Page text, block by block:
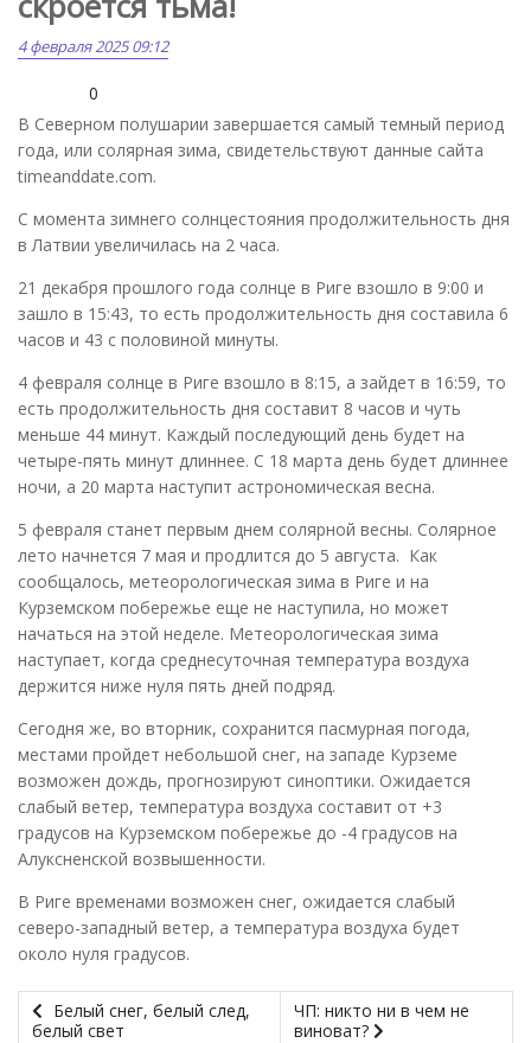
4 февраля 2025 09:12
0
В Северном полушарии завершается самый темный период
года, или солярная зима, свидетельствуют данные сайта
timeanddate.com.
С момента зимнего солнцестояния продолжительность дня
в Латвии увеличилась на 2 часа.
21 декабря прошлого года солнце в Риге взошло в 9:00 и
зашло в 15:43, то есть продолжительность дня составила 6
часов и 43 с половиной минуты.
4 февраля солнце в Риге взошло в 8:15, а зайдет в 16:59, то
есть продолжительность дня составит 8 часов и чуть
меньше 44 минут. Каждый последующий день будет на
четыре-пять минут длиннее. С 18 марта день будет длиннее
ночи, а 20 марта наступит астрономическая весна.
5 февраля станет первым днем солярной весны. Солярное
лето начнется 7 мая и продлится до 5 августа. Как
сообщалось, метеорологическая зима в Риге и на
Курземском побережье еще не наступила, но может
начаться на этой неделе. Метеорологическая зима
наступает, когда среднесуточная температура воздуха
держится ниже нуля пять дней подряд.
Сегодня же, во вторник, сохранится пасмурная погода,
местами пройдет небольшой снег, на западе Курземе
возможен дождь, прогнозируют синоптики. Ожидается
слабый ветер, температура воздуха составит от +3
градусов на Курземском побережье до -4 градусов на
Алуксненской возвышенности.
В Риге временами возможен снег, ожидается слабый
северо-западный ветер, а температура воздуха будет
около нуля градусов.
Белый снег, белый след,
белый свет
ЧП: никто ни в чем не
виноват?